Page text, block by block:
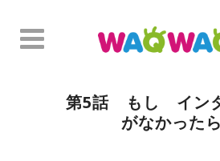
第5話 もし イン
がなかった